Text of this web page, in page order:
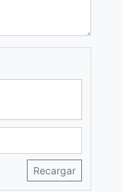
Recargar